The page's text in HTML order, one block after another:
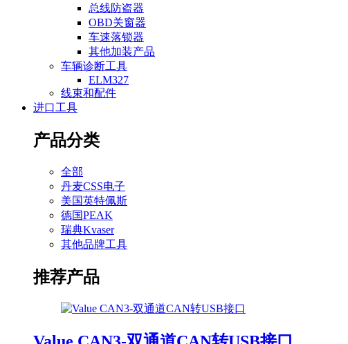
总线防盗器
OBD关窗器
车速落锁器
其他加装产品
车辆诊断工具
ELM327
线束和配件
进口工具
产品分类
全部
丹麦CSS电子
美国英特佩斯
德国PEAK
瑞典Kvaser
其他品牌工具
推荐产品